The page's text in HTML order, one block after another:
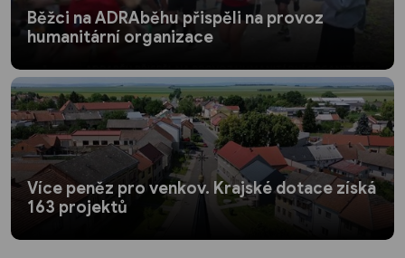
Běžci na ADRAběhu přispěli na provoz
humanitární organizace
Více peněz pro venkov. Krajské dotace získá
163 projektů